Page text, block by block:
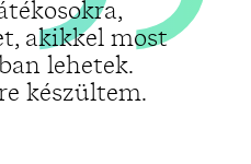
akikkel most
lehetek.
készültem.